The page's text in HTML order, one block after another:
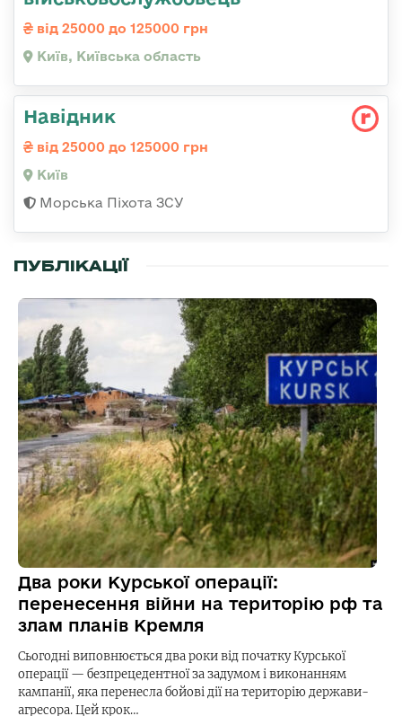
від 25000 до 125000 грн
Київ, Київська область
Навідник
від 25000 до 125000 грн
Київ
Морська Піхота ЗСУ
ПУБЛІКАЦІЇ
Два роки Курської операції:
перенесення війни на територію рф та
злам планів Кремля
Сьогодні виповнюється два роки від початку Курської
операції — безпрецедентної за задумом і виконанням
кампанії, яка перенесла бойові дії на територію держави-
агресора. Цей крок…